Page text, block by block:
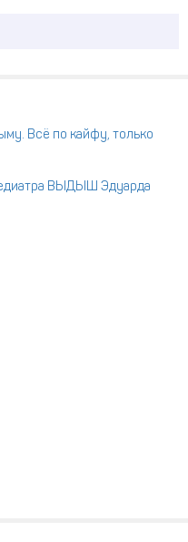
Всё по кайфу, только
ВЫДЫШ Эдуарда